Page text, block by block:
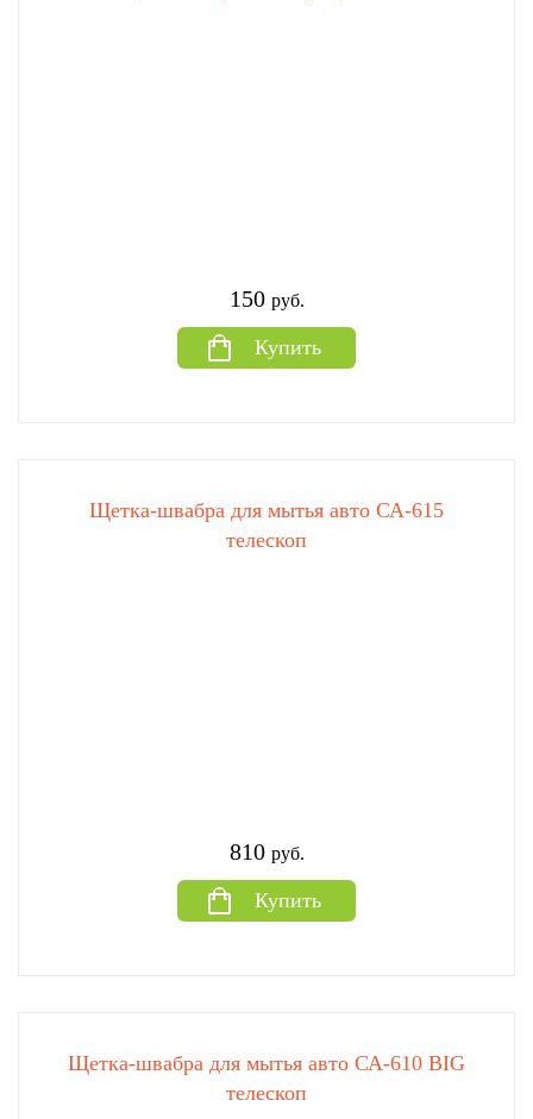
150 руб.
Купить
Щетка-швабра для мытья авто СА-615
телескоп
810 руб.
Купить
Щетка-швабра для мытья авто СА-610 BIG
телескоп